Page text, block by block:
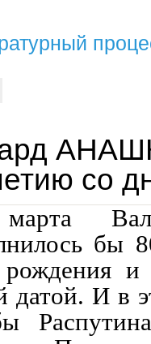
со
бы
рождения и
датой. И в